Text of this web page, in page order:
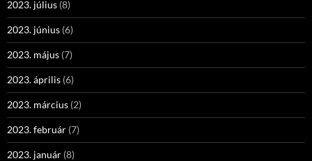
2023. július (8)
2023. június (6)
2023. május (7)
2023. április (6)
2023. március (2)
2023. február (7)
2023. január (8)